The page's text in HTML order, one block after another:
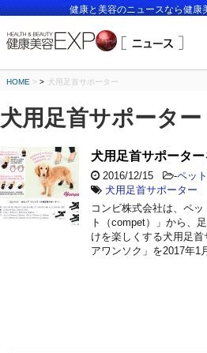
健康と美容のニュースなら健康
HOME > 犬用足首サポーター
犬用足首サポーター
犬用足首サポータ
2016/12/15 -ペット
犬用足首サポーター
コンビ株式会社は、ペ
ト（compet）」から、
けを楽しくする犬用足
アワンソク」を2017年1